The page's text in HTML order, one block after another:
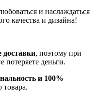
и наслаждаться
качества и дизайна!
доставки, поэтому при
деньги.
и 100%
товара.